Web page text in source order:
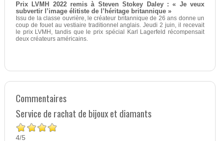
Prix LVMH 2022 remis à Steven Stokey Daley : « Je veux
subvertir l’image élitiste de l’héritage britannique »
Issu de la classe ouvrière, le créateur britannique de 26 ans donne un
coup de fouet au vestiaire traditionnel anglais. Jeudi 2 juin, il recevait
le prix LVMH, tandis que le prix spécial Karl Lagerfeld récompensait
deux créateurs américains.
Commentaires
Service de rachat de bijoux et diamants
4/5